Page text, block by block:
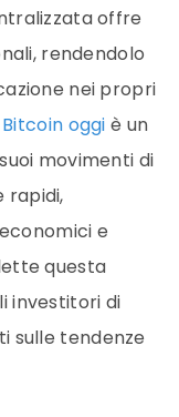
offre
rendendolo
nei propri
oggi è un
movimenti di
rapidi,
e
questa
investitori di
sulle tendenze